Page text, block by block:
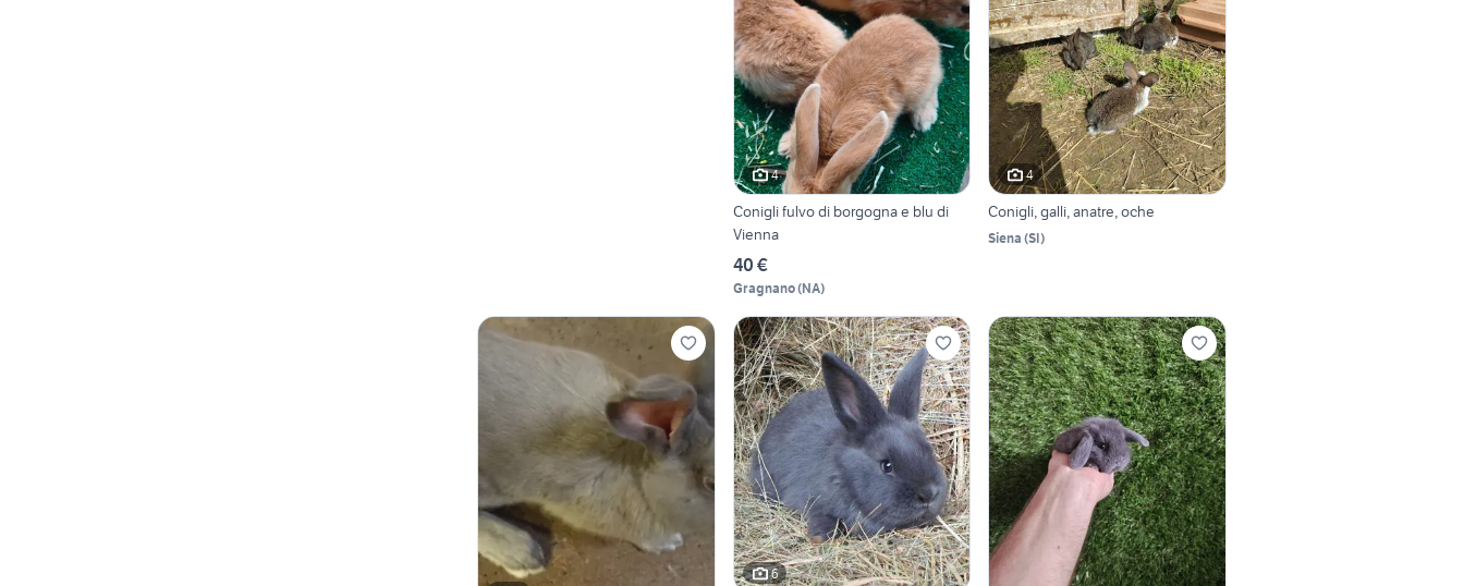
4
Conigli fulvo di borgogna e blu di
Vienna
40 €
Gragnano(NA)
4
Conigli, galli, anatre, oche
Siena (SI)
6